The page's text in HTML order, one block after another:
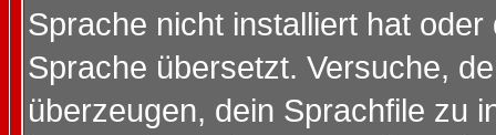
Sprache nicht installiert hat
Sprache übersetzt. Versuche,
überzeugen, dein Sprachfile zu